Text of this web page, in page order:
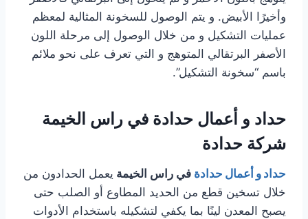
وأخيرًا الأبيض. و يتم الوصول للسخونة المثالية لمعظم
عمليات التشكيل و من خلال الوصول إلى مرحلة اللون
الأصفر البرتقالي المتوهج و التي تعرف على نحو ملائم
باسم “سخونة التشكيل”.
حداد و أعمال حدادة في راس الخيمة
شركة حدادة
حداد و أعمال حدادة في راس الخيمة يعمل الحدادون من
خلال تسخين قطع من الحديد المطاوع أو الصلب حتى
يصبح المعدن لينًا بما يكفي لتشكيله باستخدام الأدوات